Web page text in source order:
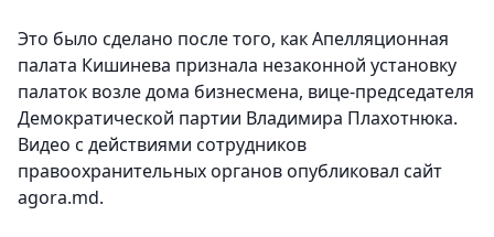
Это было сделано после того, как Апелляционная
палата Кишинева признала незаконной установку
палаток возле дома бизнесмена, вице-председателя
Демократической партии Владимира Плахотнюка.
Видео с действиями сотрудников
правоохранительных органов опубликовал сайт
agora.md.